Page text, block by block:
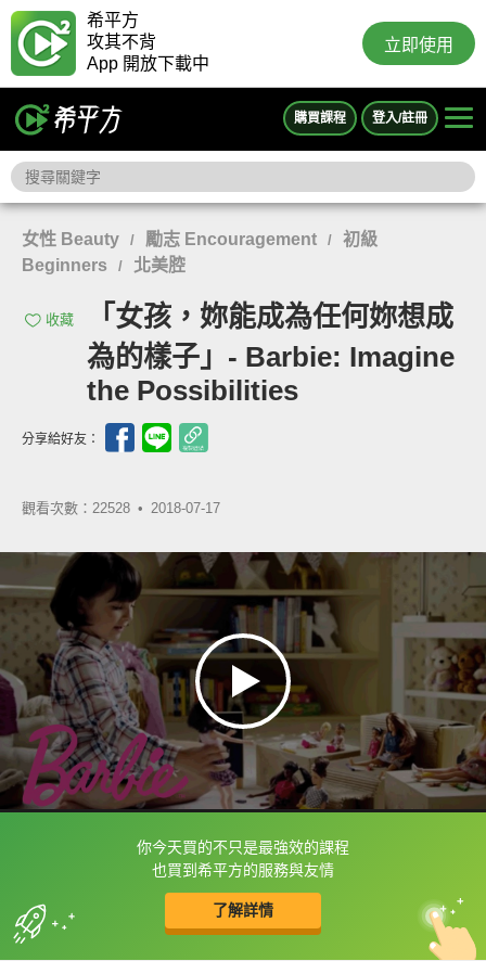
希平方
攻其不背
App 開放下載中
立即使用
購買課程 登入/註冊
女性 Beauty / 勵志 Encouragement /
初級
Beginners
/ 北美腔
收藏
「女孩，妳能成為任何妳想成
為的樣子」- Barbie: Imagine
the Possibilities
分享給好友：
觀看次數：22528 • 2018-07-17
你今天買的不只是最強效的課程
也買到希平方的服務與友情
了解詳情
框選或點兩下字幕可以直接查字典喔！
收錄佳句 中
英